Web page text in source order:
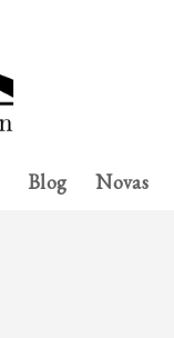
Blog Novas